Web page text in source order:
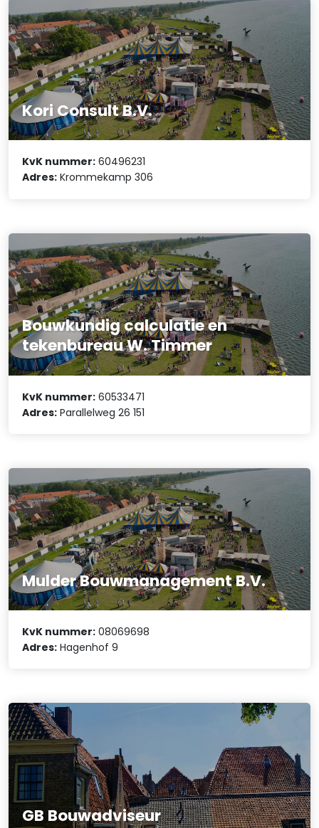
Kori Consult B.V.
KvK nummer: 60496231
Adres: Krommekamp 306
Bouwkundig calculatie en
tekenbureau W. Timmer
KvK nummer: 60533471
Adres: Parallelweg 26 151
Mulder Bouwmanagement B.V.
KvK nummer: 08069698
Adres: Hagenhof 9
GB Bouwadviseur